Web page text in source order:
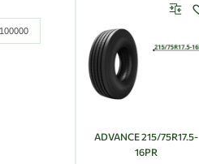
ADVANCE 215/75R17.5-
16PR